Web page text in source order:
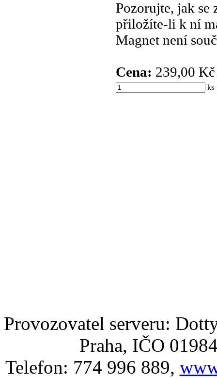
Pozorujte, jak se
přiložíte-li k ní
Magnet není
Cena: 239,00 Kč
Provozovatel serveru:
Praha, IČO
Telefon: 774 996 889,